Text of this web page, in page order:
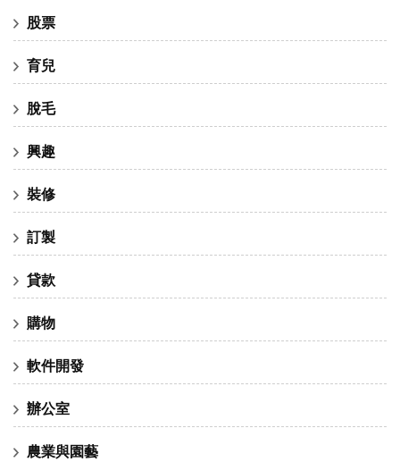
股票
育兒
脫毛
興趣
裝修
訂製
貸款
購物
軟件開發
辦公室
農業與園藝